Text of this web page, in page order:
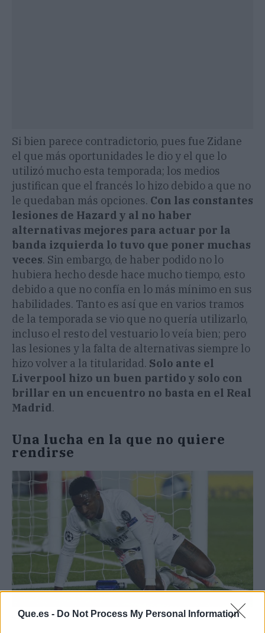
Que.es - Do Not Process My Personal Information
Si bien parece contradictorio, pues fue Zidane
el que más oportunidades le dio y el que lo
utilizó mucho esta temporada; los medios
justifican que el francés lo hizo debido a que no
le quedaban más opciones. Con las constantes
lesiones de Hazard y al no haber
alternativas mejores para actuar por la
banda izquierda lo tuvo que poner muchas
veces. Sin embargo, de haber podido no lo
hubiera hecho desde hace mucho tiempo, esto
debido a que no confía en lo más mínimo en sus
habilidades. Tanto es así que en varios tramos
de la temporada se vio que no quería utilizarlo,
incluso el resto del vestuario lo veía bien; pero
las lesiones y la falta de alternativas siempre lo
hizo volver a la titularidad. Solo ante el
Liverpool hizo un buen partido y solo con
brillar en un encuentro no basta en el Real
Madrid.
Una lucha en la que no quiere
rendirse
El brasileño sueña con triunfar en el Madrid